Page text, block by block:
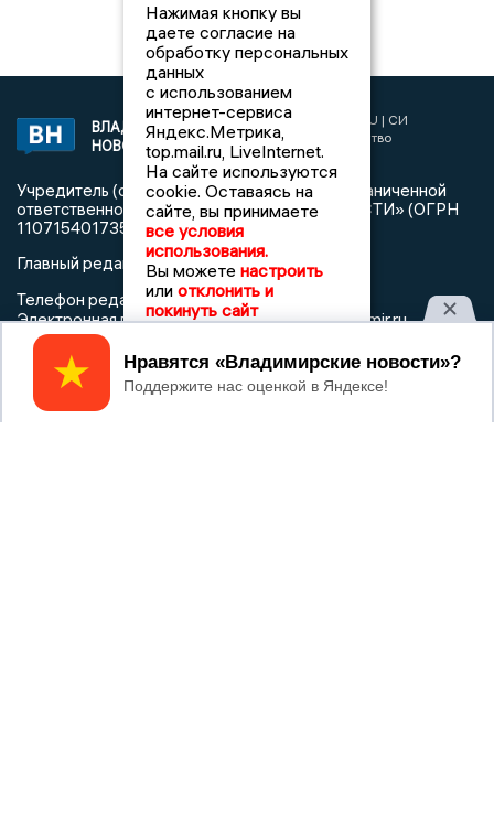
ВЛАДИМИРСКИЕ
НОВОСТИ
2017 © NEWSVLADIMIR.RU | СИ
«Информационное агентство
Владимирские новости»
Учредитель (соучредители): Общество с ограниченной
ответственностью «РЕГИОНАЛЬНЫЕ НОВОСТИ» (ОГРН
1107154017354)
Главный редактор: Мазов С. А.
Телефон редакции:8 (4922) 666916
Электронная почта редакции:info@newsvladimir.ru,
reklama@newsvladimir.ru
Регистрационный номер: серия Эл № ФС77-78858 от 4
августа 2020 г. согласно выписке из реестра
Нажимая кнопку вы
даете согласие на
обработку персональных
данных
с использованием
интернет-сервиса
Яндекс.Метрика,
top.mail.ru, LiveInternet.
На сайте используются
cookie. Оставаясь на
сайте, вы принимаете
все условия
использования.
Вы можете настроить
или отклонить и
покинуть сайт
Принять